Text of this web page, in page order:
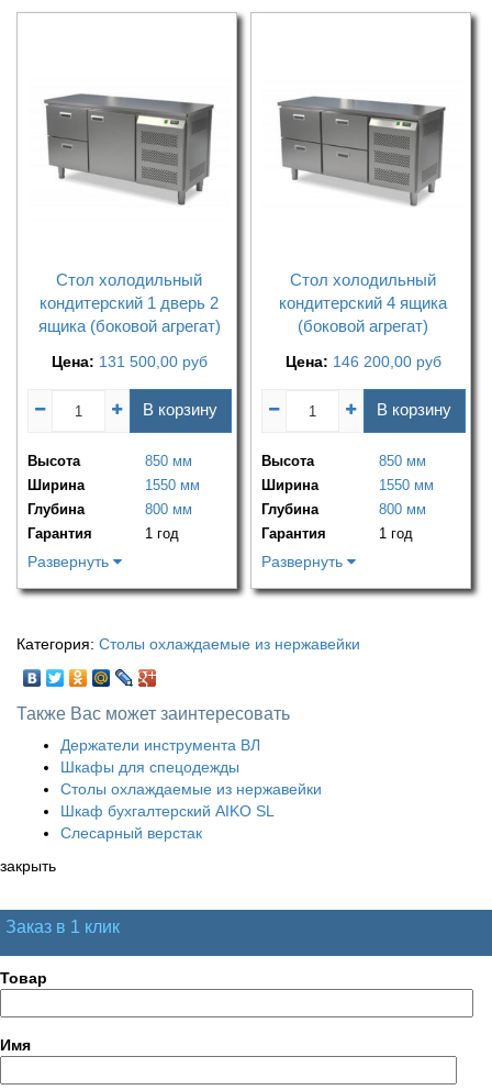
Стол холодильный
кондитерский 1 дверь 2
ящика (боковой агрегат)
Цена: 131 500,00 руб
В корзину
Высота
850 мм
Ширина
1550 мм
Глубина
800 мм
Гарантия
1 год
Развернуть
Стол холодильный
кондитерский 4 ящика
(боковой агрегат)
Цена: 146 200,00 руб
В корзину
Высота
850 мм
Ширина
1550 мм
Глубина
800 мм
Гарантия
1 год
Развернуть
Категория: Столы охлаждаемые из нержавейки
Также Вас может заинтересовать
Держатели инструмента ВЛ
Шкафы для спецодежды
Столы охлаждаемые из нержавейки
Шкаф бухгалтерский AIKO SL
Слесарный верстак
закрыть
Заказ в 1 клик
Товар
Имя